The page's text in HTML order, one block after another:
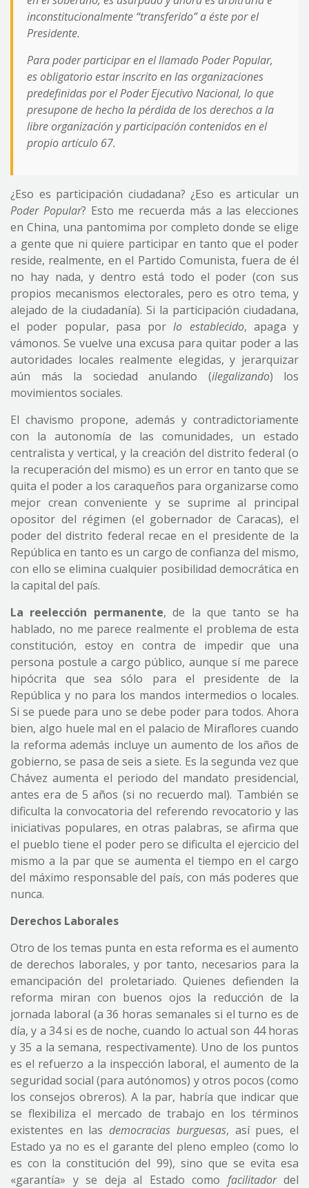
inconstitucionalmente “transferido” a éste por el
Presidente.
Para poder participar en el llamado Poder Popular,
es obligatorio estar inscrito en las organizaciones
predefinidas por el Poder Ejecutivo Nacional, lo que
presupone de hecho la pérdida de los derechos a la
libre organización y participación contenidos en el
propio artículo 67.
¿Eso es participación ciudadana? ¿Eso es articular un
Poder Popular? Esto me recuerda más a las elecciones
en China, una pantomima por completo donde se elige
a gente que ni quiere participar en tanto que el poder
reside, realmente, en el Partido Comunista, fuera de él
no hay nada, y dentro está todo el poder (con sus
propios mecanismos electorales, pero es otro tema, y
alejado de la ciudadanía). Si la participación ciudadana,
el poder popular, pasa porlo establecido, apaga y
vámonos. Se vuelve una excusa para quitar poder a las
autoridades locales realmente elegidas, y jerarquizar
aún más la sociedad anulando (ilegalizando) los
movimientos sociales.
El chavismo propone, además y contradictoriamente
con la autonomía de las comunidades, un estado
centralista y vertical, y la creación del distrito federal (o
la recuperación del mismo) es un error en tanto que se
quita el poder a los caraqueños para organizarse como
mejor crean conveniente y se suprime al principal
opositor del régimen (el gobernador de Caracas), el
poder del distrito federal recae en el presidente de la
República en tanto es un cargo de confianza del mismo,
con ello se elimina cualquier posibilidad democrática en
la capital del país.
La reelección permanente, de la que tanto se ha
hablado, no me parece realmente el problema de esta
constitución, estoy en contra de impedir que una
persona postule a cargo público, aunque sí me parece
hipócrita que sea sólo para el presidente de la
República y no para los mandos intermedios o locales.
Si se puede para uno se debe poder para todos. Ahora
bien, algo huele mal en el palacio de Miraflores cuando
la reforma además incluye un aumento de los años de
gobierno, se pasa de seis a siete. Es la segunda vez que
Chávez aumenta el periodo del mandato presidencial,
antes era de 5 años (si no recuerdo mal). También se
dificulta la convocatoria del referendo revocatorio y las
iniciativas populares, en otras palabras, se afirma que
el pueblo tiene el poder pero se dificulta el ejercicio del
mismo a la par que se aumenta el tiempo en el cargo
del máximo responsable del país, con más poderes que
nunca.
Derechos Laborales
Otro de los temas punta en esta reforma es el aumento
de derechos laborales, y por tanto, necesarios para la
emancipación del proletariado. Quienes defienden la
reforma miran con buenos ojos la reducción de la
jornada laboral (a 36 horas semanales si el turno es de
día, y a 34 si es de noche, cuando lo actual son 44 horas
y 35 a la semana, respectivamente). Uno de los puntos
es el refuerzo a la inspección laboral, el aumento de la
seguridad social (para autónomos) y otros pocos (como
los consejos obreros). A la par, habría que indicar que
se flexibiliza el mercado de trabajo en los términos
existentes en lasdemocracias burguesas, así pues, el
Estado ya no es el garante del pleno empleo (como lo
es con la constitución del 99), sino que se evita esa
«garantía» y se deja al Estado como facilitadordel